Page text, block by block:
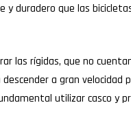
duradero que las
las rígidas, que no
a gran
utilizar casco y